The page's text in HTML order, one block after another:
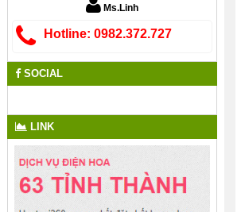
Ms.Linh
Hotline: 0982.372.727
SOCIAL
LINK